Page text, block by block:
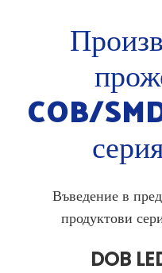
COB/
Въведение в
продуктови
DOB